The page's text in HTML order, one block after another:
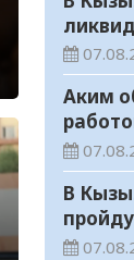
золота
Аким
районе
В